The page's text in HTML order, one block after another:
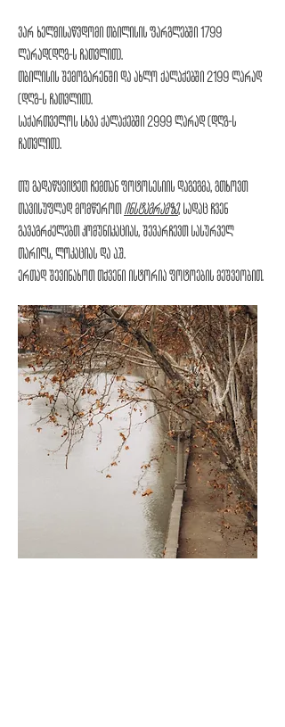
ვარ ხელმისაწვდომი თბილისის ფარგლებში 1799
ლარად(დღგ-ს ჩათვლით).
თბილისის შემოგარენში და ახლო ქალაქებში 2199 ლარად
(დღგ-ს ჩათვლით).
საქართველოს სხვა ქალაქებში 2999 ლარად (დღგ-ს
ჩათვლით).
თუ გადაწყვიტეთ ჩემთან ფოტოსესიის დაგეგმა, გთხოვთ
თავისუფლად მომწეროთინსტაგრამზე, სადაც ჩვენ
გავაგრძელებთ კომუნიკაციას, შევარჩევთ სასურველ
თარიღს, ლოკაციას და ა.შ.
ერთად შევინახოთ თქვენი ისტორია ფოტოების მეშვეობით.